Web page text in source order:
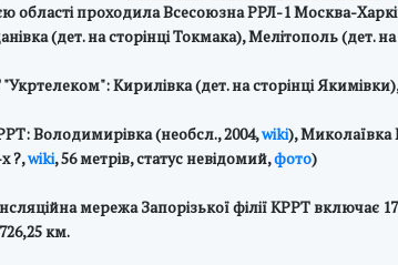
області проходила Всесоюзна РРЛ-1 Москва-
(дет. на сторінці Токмака), Мелітополь (дет.
Кирилівка (дет. на сторінці
Володимирівка (необсл., 2004,wiki), Миколаївка
?,wiki, 56 метрів, статус невідомий,фото)
мережа Запорізької філії КРРТ включає
км.